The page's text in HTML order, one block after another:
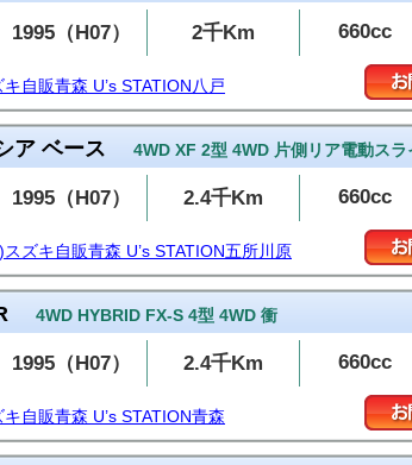
1995（H07） 2千Km 660cc
自販青森 U’s STATION八戸
ア ベース 4WD XF 2型 4WD 片側リア電動スラ
1995（H07） 2.4千Km 660cc
スズキ自販青森 U’s STATION五所川原
4WD HYBRID FX-S 4型 4WD 衝
1995（H07） 2.4千Km 660cc
自販青森 U’s STATION青森